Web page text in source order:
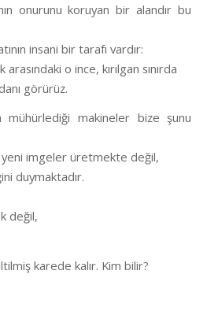
onurunu koruyan bir alandır bu
insani bir tarafı vardır:
o ince, kırılgan sınırda
görürüz.
mühürlediği makineler bize şunu
yeni imgeler üretmekte değil,
duymaktadır.
değil,
karede kalır. Kim bilir?